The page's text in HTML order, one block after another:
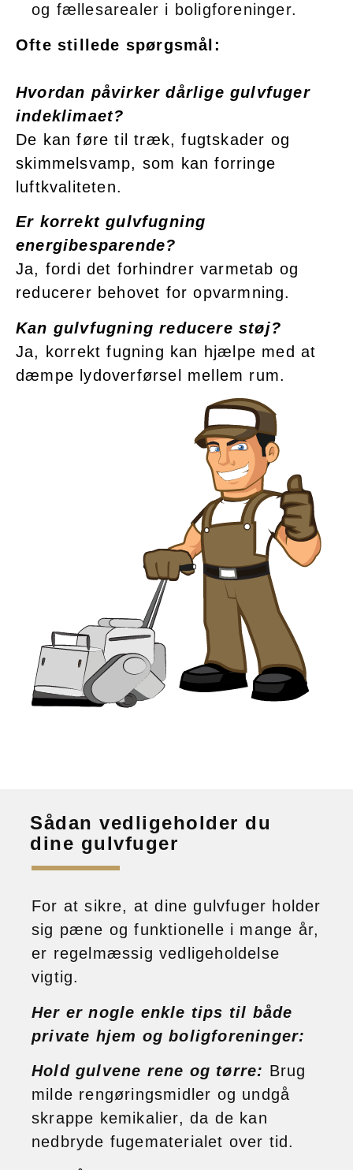
og fællesarealer i boligforeninger.
Ofte stillede spørgsmål:
Hvordan påvirker dårlige gulvfuger
indeklimaet?
De kan føre til træk, fugtskader og
skimmelsvamp, som kan forringe
luftkvaliteten.
Er korrekt gulvfugning
energibesparende?
Ja, fordi det forhindrer varmetab og
reducerer behovet for opvarmning.
Kan gulvfugning reducere støj?
Ja, korrekt fugning kan hjælpe med at
dæmpe lydoverførsel mellem rum.
Sådan vedligeholder du
dine gulvfuger
For at sikre, at dine gulvfuger holder
sig pæne og funktionelle i mange år,
er regelmæssig vedligeholdelse
vigtig.
Her er nogle enkle tips til både
private hjem og boligforeninger:
Hold gulvene rene og tørre: Brug
milde rengøringsmidler og undgå
skrappe kemikalier, da de kan
nedbryde fugematerialet over tid.